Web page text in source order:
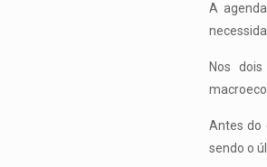
A
Nos
Antes do
sendo o